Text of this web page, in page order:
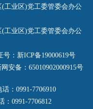
州
治州
障局
局
工业区)党工委管委会办公
工业区)党工委管委会办公
号：新ICP备19000619号
安备：65010902000915号
：0991-7706910
：0991-7706812